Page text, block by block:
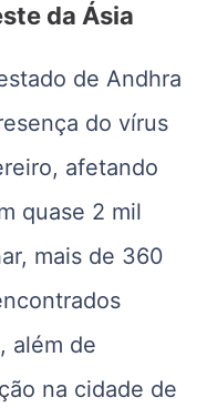
da Ásia
de Andhra
do vírus
afetando
quase 2 mil
mais de 360
além de
na cidade de